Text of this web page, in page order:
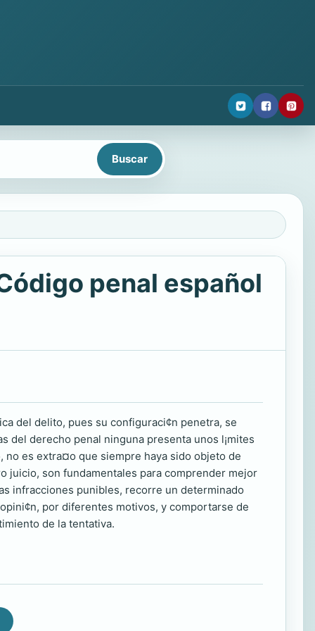
penal español
del delito, pues su configuraci¢n penetra, se
del derecho penal ninguna presenta unos l¡mites
es extra¤o que siempre haya sido objeto de
juicio, son fundamentales para comprender mejor
infracciones punibles, recorre un determinado
por diferentes motivos, y comportarse de
de la tentativa.